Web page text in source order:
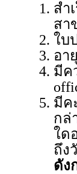
สำ
สา
ใบ
อา
มีค
มีค
กล่
ใด
ถึง
ดัง